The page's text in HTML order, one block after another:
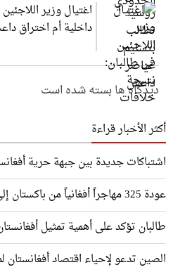
اغتيال وزير
داخلية أم اختراق
دیدگاه ها بسته شده است
أكثر الأخبار قراءة
اشتباكات جديدة بين جبهة حرية
عودة 325 مهاجراً أفغانياً من باكستان إلى وطنهم
طالبان تؤكد على أهمية تمثيل
الصين تدعو لإحياء اقتصاد أفغانستان